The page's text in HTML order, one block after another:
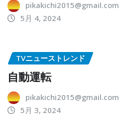
pikakichi2015@gmail.com
5月 4, 2024
TVニューストレンド
自動運転
pikakichi2015@gmail.com
5月 3, 2024